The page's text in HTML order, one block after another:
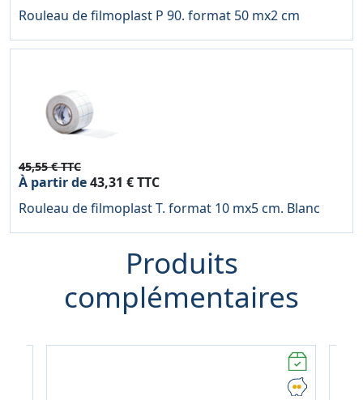
Rouleau de filmoplast P 90. format 50 mx2 cm
45,55 € TTC
À partir de43,31 € TTC
Rouleau de filmoplast T. format 10 mx5 cm. Blanc
Produits
complémentaires